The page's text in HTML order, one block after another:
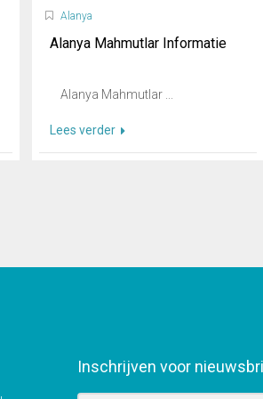
Alanya
Alanya Mahmutlar Informatie
Alanya Mahmutlar ...
Lees verder
Inschrijven voor